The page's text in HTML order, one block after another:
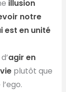
illusion
notre
en unité
agir en
plutôt que